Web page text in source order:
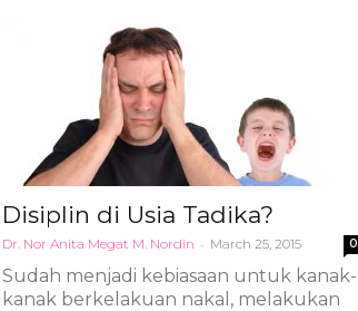
Disiplin di Usia Tadika?
Dr. Nor Anita Megat M. Nordin - March 25, 2015 0
Sudah menjadi kebiasaan untuk kanak-
kanak berkelakuan nakal, melakukan